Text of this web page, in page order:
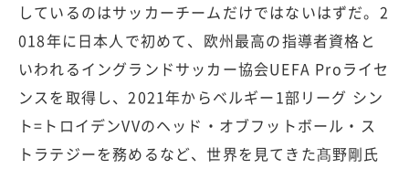
しているのはサッカーチームだけではないはずだ。2
018年に日本人で初めて、欧州最高の指導者資格と
いわれるイングランドサッカー協会UEFA Proライセ
ンスを取得し、2021年からベルギー1部リーグ シン
ト=トロイデンVVのヘッド・オブフットボール・ス
トラテジーを務めるなど、世界を見てきた髙野剛氏